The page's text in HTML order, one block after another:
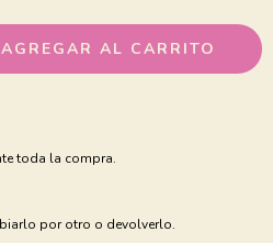
toda la compra.
por otro o devolverlo.